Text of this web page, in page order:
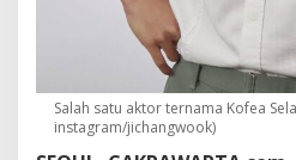
n
g
W
o
o
Salah satu aktor ternama Kofea
instagram/jichangwook)